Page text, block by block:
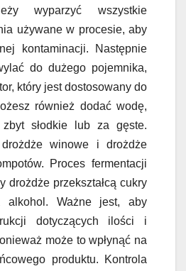
wyparzyć wszystkie
używane w procesie, aby
kontaminacji. Następnie
do dużego pojemnika,
który jest dostosowany do
również dodać wodę,
słodkie lub za gęste.
winowe i drożdże
Proces fermentacji
drożdże przekształcą cukry
alkohol. Ważne jest, aby
dotyczących ilości i
może to wpłynąć na
produktu. Kontrola